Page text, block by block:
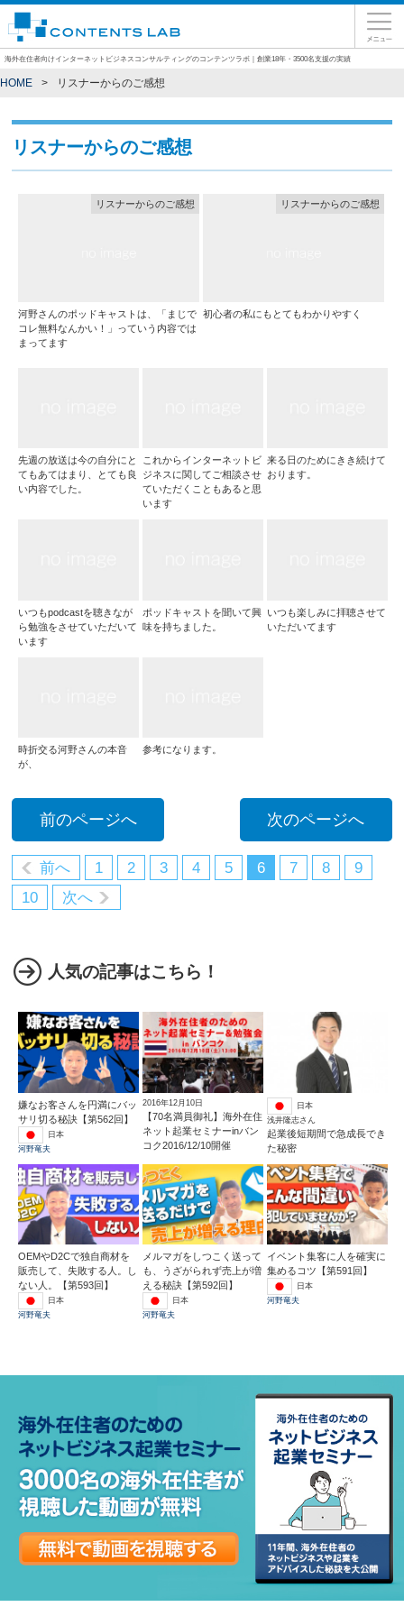
海外在住者向けインターネットビジネスコンサルティングのコンテンツラボ｜創業18年・3500名支援の実績
HOME リスナーからのご感想
リスナーからのご感想
リスナーからのご感想
河野さんのポッドキャストは、「まじで
コレ無料なんかい！」っていう内容では
まってます
リスナーからのご感想
初心者の私にもとてもわかりやすく
先週の放送は今の自分にと
てもあてはまり、とても良
い内容でした。
これからインターネットビ
ジネスに関してご相談させ
ていただくこともあると思
います
来る日のためにきき続けて
おります。
いつもpodcastを聴きなが
ら勉強をさせていただいて
います
ポッドキャストを聞いて興
味を持ちました。
いつも楽しみに拝聴させて
いただいてます
時折交る河野さんの本音
が、
参考になります。
次のページへ
前のページへ
前へ 1 2 3 4 5 6 7 8
9
10
次へ
人気の記事はこちら！
嫌なお客さんを円満にバッ
サリ切る秘訣【第562回】
日本
河野竜夫
2016年12月10日
【70名満員御礼】海外在住
ネット起業セミナーinバン
コク2016/12/10開催
日本
浅井隆志さん
起業後短期間で急成長でき
た秘密
OEMやD2Cで独自商材を
販売して、失敗する人。し
ない人。【第593回】
日本
河野竜夫
メルマガをしつこく送って
も、うざがられず売上が増
える秘訣【第592回】
日本
河野竜夫
イベント集客に人を確実に
集めるコツ【第591回】
日本
河野竜夫